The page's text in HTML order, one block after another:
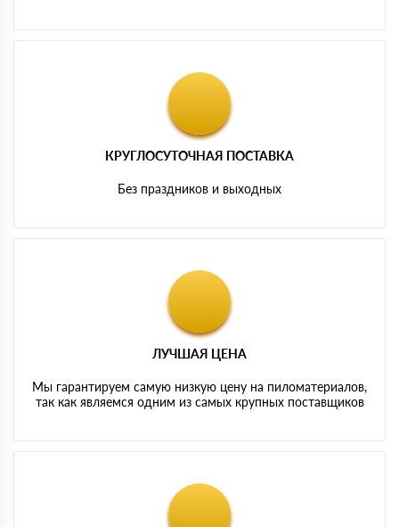
КРУГЛОСУТОЧНАЯ ПОСТАВКА
Без праздников и выходных
ЛУЧШАЯ ЦЕНА
Мы гарантируем самую низкую цену на пиломатериалов,
так как являемся одним из самых крупных поставщиков